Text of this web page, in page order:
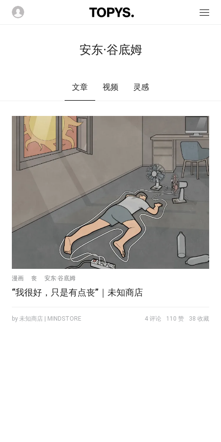
安东·谷底姆
文章 视频 灵感
漫画 丧 安东·谷底姆
“我很好，只是有点丧”｜未知商店
by 未知商店 | MINDSTORE 4 评论 110 赞 38 收藏